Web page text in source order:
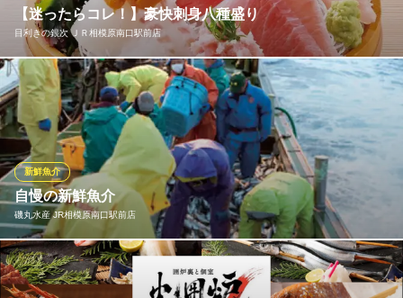
創作和食＆しゃぶしゃぶ
ＪＲ横浜線相模原駅南口 徒歩5分
神奈川県相模原市中央区相模原2-3-5 1F
【迷ったらコレ！】豪快刺身八種盛り
目利きの銀次 ＪＲ相模原南口駅前店
『豪快刺身八種盛り』海の幸を贅沢に使い、豪快に盛り付けたイ
チオシの刺身盛り。まぐろやサーモンなど色んな魚介を楽しむな
らこちらがおすすめ！2～3名で美味しく楽しめます♪おいしい魚料
理をぜひ当店でご堪能ください。※季節や仕入れの状況により内容
が変わる場合があります。
目利きの銀次 ＪＲ相模原南口駅前店
漁師料理とうまい酒
ＪＲ横浜線相模原駅南口 徒歩3分
神奈川県相模原市中央区相模原4-2-17 江成ビル1F
自慢の新鮮魚介
磯丸水産 JR相模原南口駅前店
新鮮魚介
『都会の海の家』というからには、魚介類の新鮮さには徹底的に
こだわります。全国の漁港や漁師さんの厳選した鮮魚メニューは